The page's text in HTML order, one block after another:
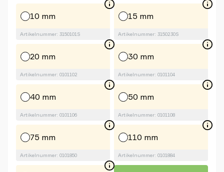
10 mm
Artikelnummer: 3150101S
15 mm
Artikelnummer: 3150230S
20 mm
Artikelnummer: 0101102
30 mm
Artikelnummer: 0101104
40 mm
Artikelnummer: 0101106
50 mm
Artikelnummer: 0101108
75 mm
Artikelnummer: 0101850
110 mm
Artikelnummer: 0101884